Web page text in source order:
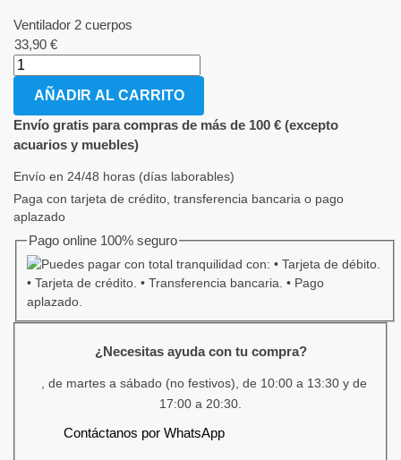
Ventilador 2 cuerpos
33,90 €
AÑADIR AL CARRITO
Envío gratis para compras de más de 100 € (excepto
acuarios y muebles)
Envío en 24/48 horas (días laborables)
Paga con tarjeta de crédito, transferencia bancaria o pago
aplazado
Pago online 100% seguro
¿Necesitas ayuda con tu compra?
, de martes a sábado (no festivos), de 10:00 a 13:30 y de
17:00 a 20:30.
Contáctanos por WhatsApp